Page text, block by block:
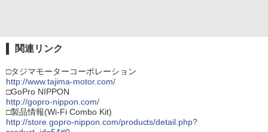
関連リンク
□タジマモーターコーポレーション
http://www.tajima-motor.com/
□GoPro NIPPON
http://gopro-nippon.com/
□製品情報(Wi-Fi Combo Kit)
http://store.gopro-nippon.com/products/detail.php?